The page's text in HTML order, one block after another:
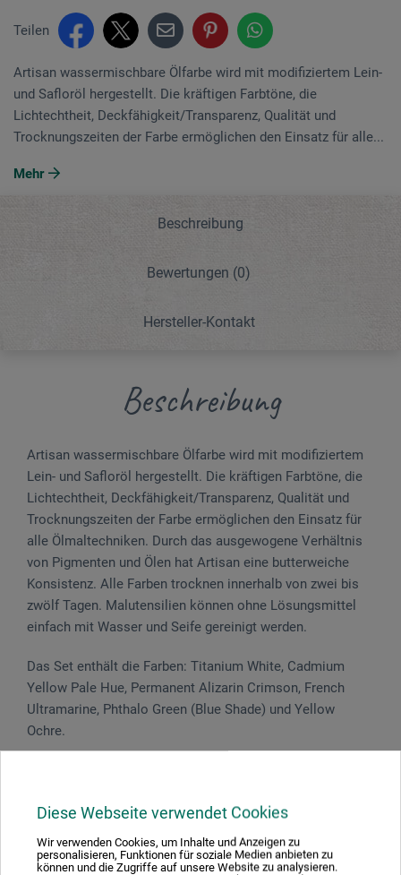
Diese Webseite verwendet Cookies
Wir verwenden Cookies, um Inhalte und Anzeigen zu
personalisieren, Funktionen für soziale Medien anbieten zu
können und die Zugriffe auf unsere Website zu analysieren.
Teilen
Artisan wassermischbare Ölfarbe wird mit modifiziertem Lein-
und Safloröl hergestellt. Die kräftigen Farbtöne, die
Lichtechtheit, Deckfähigkeit/Transparenz, Qualität und
Trocknungszeiten der Farbe ermöglichen den Einsatz für alle...
Mehr
Beschreibung
Bewertungen (0)
Hersteller-Kontakt
Beschreibung
Artisan wassermischbare Ölfarbe wird mit modifiziertem
Lein- und Safloröl hergestellt. Die kräftigen Farbtöne, die
Lichtechtheit, Deckfähigkeit/Transparenz, Qualität und
Trocknungszeiten der Farbe ermöglichen den Einsatz für
alle Ölmaltechniken. Durch das ausgewogene Verhältnis
von Pigmenten und Ölen hat Artisan eine butterweiche
Konsistenz. Alle Farben trocknen innerhalb von zwei bis
zwölf Tagen. Malutensilien können ohne Lösungsmittel
einfach mit Wasser und Seife gereinigt werden.
Das Set enthält die Farben: Titanium White, Cadmium
Yellow Pale Hue, Permanent Alizarin Crimson, French
Ultramarine, Phthalo Green (Blue Shade) und Yellow
Ochre.